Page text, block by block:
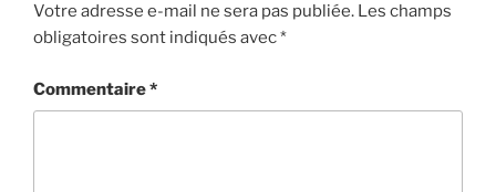
Votre adresse e-mail ne sera pas publiée. Les champs
obligatoires sont indiqués avec*
Commentaire*